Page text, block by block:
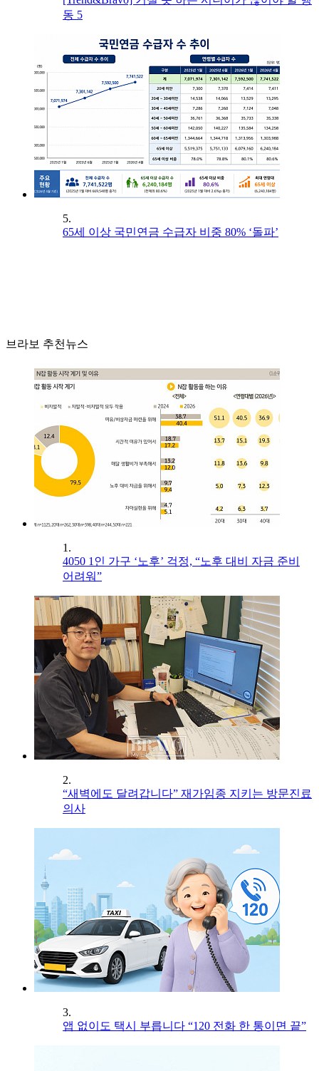
동 5
5.
65세 이상 국민연금 수급자 비중 80% ‘돌파’
브라보 추천뉴스
1.
4050 1인 가구 ‘노후’ 걱정, “노후 대비 자금 준비
어려워”
2.
“새벽에도 달려갑니다” 재가임종 지키는 방문진료
의사
3.
앱 없이도 택시 부릅니다 “120 전화 한 통이면 끝”